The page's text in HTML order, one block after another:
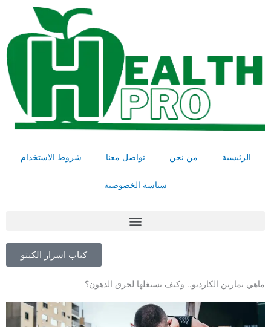
الرئيسية من نحن تواصل معنا شروط الاستخدام
سياسة الخصوصية
Menu
كتاب اسرار الكيتو
ماهي تمارين الكارديو.. وكيف تستغلها لحرق الدهون؟